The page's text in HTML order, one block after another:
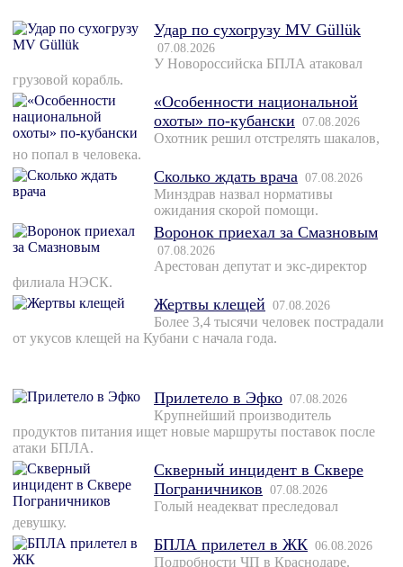
Удар по сухогрузу MV Güllük
07.08.2026
У Новороссийска БПЛА атаковал
грузовой корабль.
«Особенности национальной
охоты» по-кубански 07.08.2026
Охотник решил отстрелять шакалов,
но попал в человека.
Сколько ждать врача 07.08.2026
Минздрав назвал нормативы
ожидания скорой помощи.
Воронок приехал за Смазновым
07.08.2026
Арестован депутат и экс-директор
филиала НЭСК.
Жертвы клещей 07.08.2026
Более 3,4 тысячи человек пострадали
от укусов клещей на Кубани с начала года.
Прилетело в Эфко 07.08.2026
Крупнейший производитель
продуктов питания ищет новые маршруты поставок после
атаки БПЛА.
Скверный инцидент в Сквере
Пограничников 07.08.2026
Голый неадекват преследовал
девушку.
БПЛА прилетел в ЖК 06.08.2026
Подробности ЧП в Краснодаре.